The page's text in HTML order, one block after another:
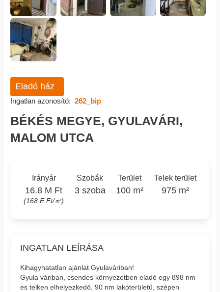
Eladó ház
Ingatlan azonosító: 262_bip
BÉKÉS MEGYE, GYULAVÁRI,
MALOM UTCA
Irányár
16.8 M Ft
(168 E Ft/㎡)
Szobák
3 szoba
Terület
100 m²
Telek terület
975 m²
INGATLAN LEÍRÁSA
Kihagyhatatlan ajánlat Gyulaváriban!
Gyula váriban, csendes környezetben eladó egy 898 nm-
es telken elhelyezkedő, 90 nm lakóterületű, szépen